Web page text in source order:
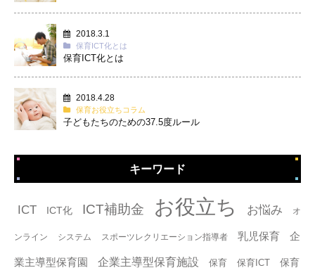
2018.3.1
保育ICT化とは
保育ICT化とは
2018.4.28
保育お役立ちコラム
子どもたちのための37.5度ルール
キーワード
タグ
ICT ICT化 ICT補助金 お役立ち お悩み オ
ンライン システム スポーツレクリエーション指導者 乳児保育 企
業主導型保育園 企業主導型保育施設 保育 保育ICT 保育